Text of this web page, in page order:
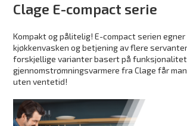
Clage E-compact serie
Kompakt og pålitelig! E-compact serien
kjøkkenvasken og betjening av flere
forskjellige varianter basert på
gjennomstrømningsvarmere fra Clage får
uten ventetid!